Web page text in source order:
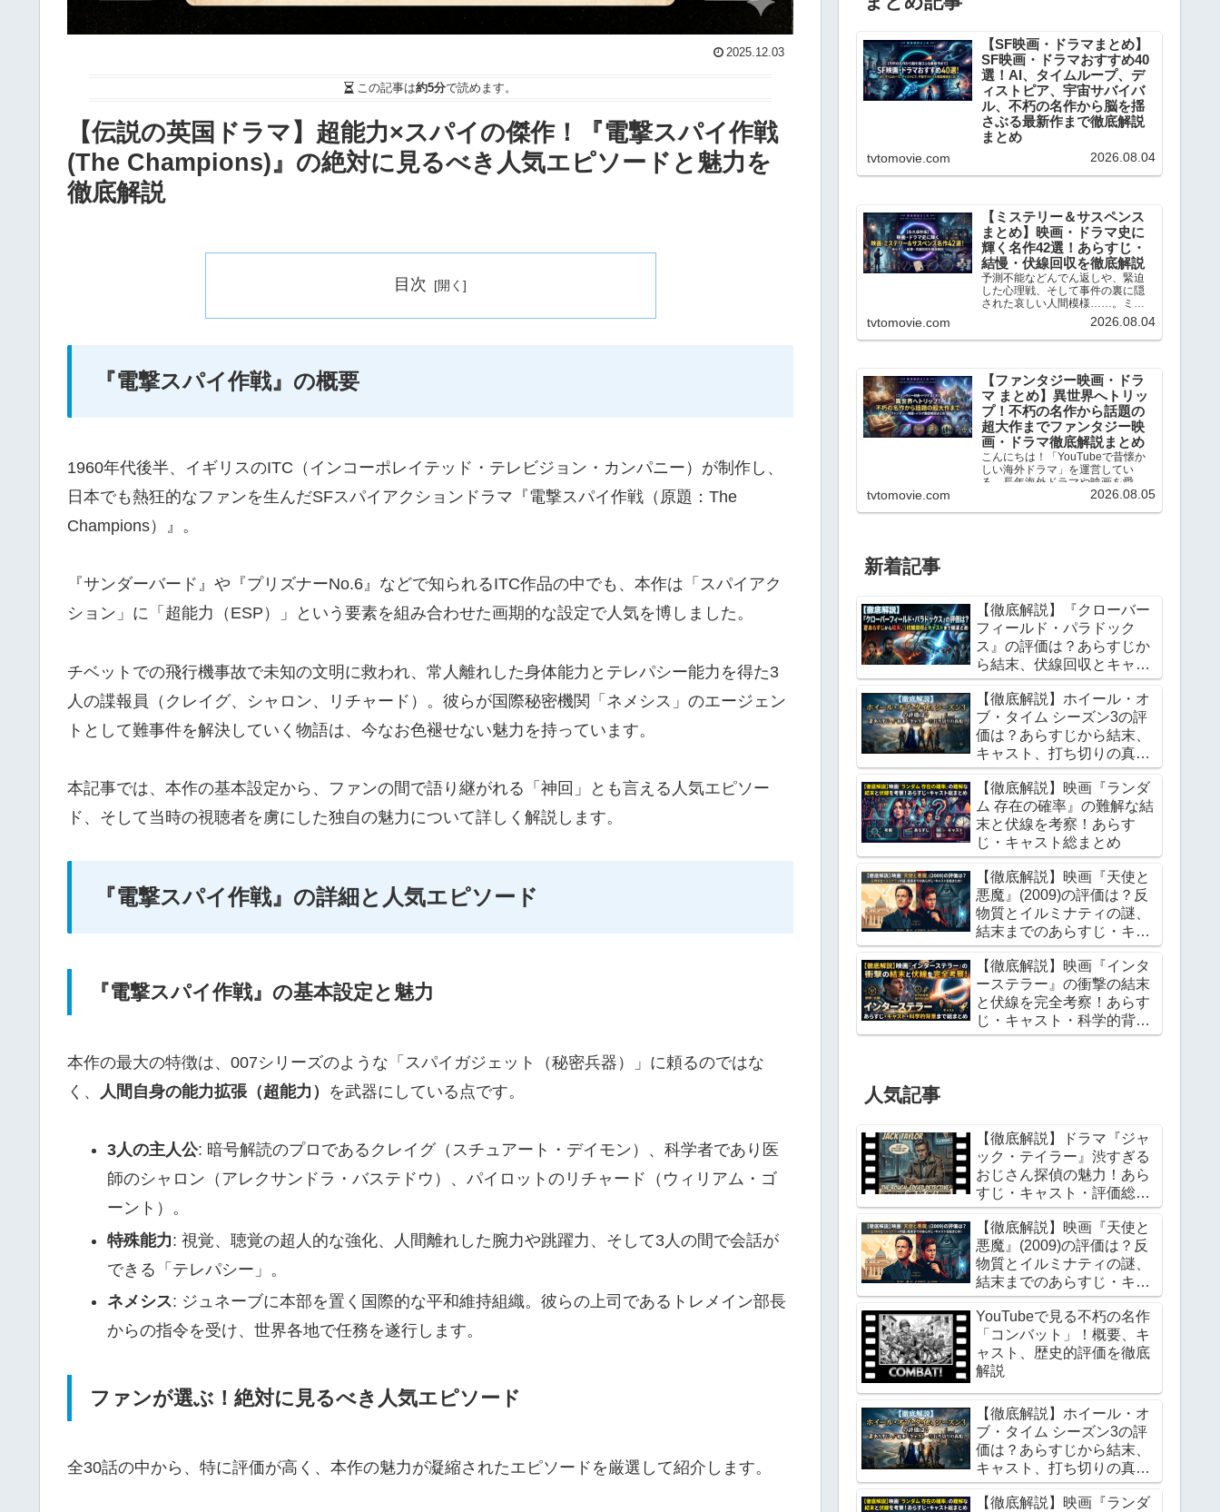
2025.12.03
この記事は約5分で読めます。
【伝説の英国ドラマ】超能力×スパイの傑作！『電撃スパイ作戦
(The Champions)』の絶対に見るべき人気エピソードと魅力を
徹底解説
目次
『電撃スパイ作戦』の概要
1960年代後半、イギリスのITC（インコーポレイテッド・テレビジョン・カンパニー）が制作し、
日本でも熱狂的なファンを生んだSFスパイアクションドラマ『電撃スパイ作戦（原題：The
Champions）』。
『サンダーバード』や『プリズナーNo.6』などで知られるITC作品の中でも、本作は「スパイアク
ション」に「超能力（ESP）」という要素を組み合わせた画期的な設定で人気を博しました。
チベットでの飛行機事故で未知の文明に救われ、常人離れした身体能力とテレパシー能力を得た3
人の諜報員（クレイグ、シャロン、リチャード）。彼らが国際秘密機関「ネメシス」のエージェン
トとして難事件を解決していく物語は、今なお色褪せない魅力を持っています。
本記事では、本作の基本設定から、ファンの間で語り継がれる「神回」とも言える人気エピソー
ド、そして当時の視聴者を虜にした独自の魅力について詳しく解説します。
『電撃スパイ作戦』の詳細と人気エピソード
『電撃スパイ作戦』の基本設定と魅力
本作の最大の特徴は、007シリーズのような「スパイガジェット（秘密兵器）」に頼るのではな
く、
人間自身の能力拡張（超能力） を武器にしている点です。
3人の主人公: 暗号解読のプロであるクレイグ（スチュアート・デイモン）、科学者であり医
師のシャロン（アレクサンドラ・バステドウ）、パイロットのリチャード（ウィリアム・ゴ
ーント）。
特殊能力: 視覚、聴覚の超人的な強化、人間離れした腕力や跳躍力、そして3人の間で会話が
できる「テレパシー」。
ネメシス: ジュネーブに本部を置く国際的な平和維持組織。彼らの上司であるトレメイン部長
からの指令を受け、世界各地で任務を遂行します。
ファンが選ぶ！絶対に見るべき人気エピソード
全30話の中から、特に評価が高く、本作の魅力が凝縮されたエピソードを厳選して紹介します。
【SF映画・ドラマまとめ】
SF映画・ドラマおすすめ40
選！AI、タイムループ、デ
ィストピア、宇宙サバイバ
ル、不朽の名作から脳を揺
さぶる最新作まで徹底解説
まとめ
日々の何気ない日常に、全く新し
い視点や驚きをもたらしてくれる
ジャンル、それが「SF（サイエン
や派手なアクションを見せるだけ
のエンターテインメントではあり
ません。「もし人工知能が感...
tvtomovie.com 2026.08.04
【ミステリー＆サスペンス
まとめ】映画・ドラマ史に
輝く名作42選！あらすじ・
結慢・伏線回収を徹底解説
予測不能などんでん返しや、緊迫
した心理戦、そして事件の裏に隠
された哀しい人間模様……。ミス
テリー＆サスペンスというジャン
ルは、私たちを日常から切り離
し、極上の知的興奮へと誘ってく
れ...
tvtomovie.com 2026.08.04
【ファンタジー映画・ドラ
マ まとめ】異世界へトリッ
プ！不朽の名作から話題の
超大作までファンタジー映
画・ドラマ徹底解説まとめ
こんにちは！「YouTubeで昔懐か
しい海外ドラマ」を運営してい
る、長年海外ドラマや映画を愛し
てやまない映画ファンのhero2018
tvtomovie.com 2026.08.05
新着記事
【徹底解説】『クローバー
フィールド・パラドック
ス』の評価は？あらすじか
ら結末、伏線回収とキャス
トまで総まとめ
【徹底解説】ホイール・オ
ブ・タイム シーズン3の評
価は？あらすじから結末、
キャスト、打ち切りの真相
まで総まとめ
【徹底解説】映画『ランダ
ム 存在の確率』の難解な結
末と伏線を考察！あらす
じ・キャスト総まとめ
【徹底解説】映画『天使と
悪魔』(2009)の評価は？反
物質とイルミナティの謎、
結末までのあらすじ・キャ
ストを総まとめ！
【徹底解説】映画『インタ
ーステラー』の衝撃の結末
と伏線を完全考察！あらす
じ・キャスト・科学的背景
まで総まとめ
人気記事
【徹底解説】ドラマ『ジャ
ック・テイラー』渋すぎる
おじさん探偵の魅力！あら
すじ・キャスト・評価総ま
とめ
【徹底解説】映画『天使と
悪魔』(2009)の評価は？反
物質とイルミナティの謎、
結末までのあらすじ・キャ
ストを総まとめ！
YouTubeで見る不朽の名作
「コンバット」！概要、キ
ャスト、歴史的評価を徹底
解説
【徹底解説】ホイール・オ
ブ・タイム シーズン3の評
価は？あらすじから結末、
キャスト、打ち切りの真相
まで総まとめ
【徹底解説】映画『ランダ